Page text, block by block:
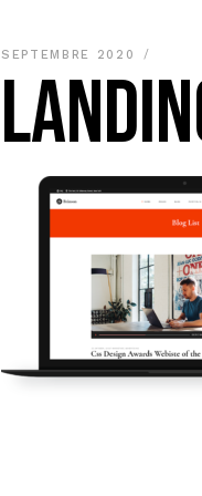
SEPTEMBRE 2020